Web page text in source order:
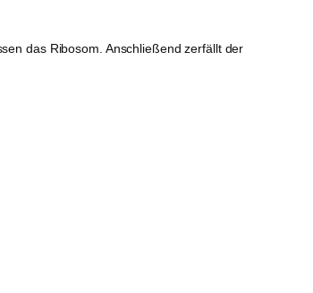
das Ribosom. Anschließend zerfällt der